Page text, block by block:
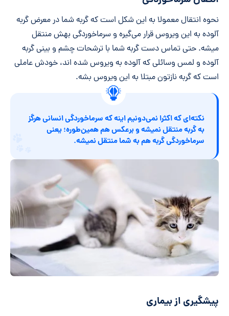
نحوه انتقال معمولا به این شکل است که گربه شما در معرض گربه
آلوده به این ویروس قرار می‌گیره و سرماخوردگی بهش منتقل
میشه. حتی تماس دست گربه شما با ترشحات چشم و بینی گربه
آلوده و لمس وسائلی که آلوده به ویروس شده اند، خودش عاملی
است که گربه نازتون مبتلا به این ویروس بشه.
نکته‌ای که اکثرا نمی‌دونیم اینه که سرماخوردگی انسانی هرگز
به گربه منتقل نمیشه و برعکس هم همین‌طوره؛ یعنی
سرماخوردگی گربههم به شما منتقل نمیشه.
پیشگیری از بیماری